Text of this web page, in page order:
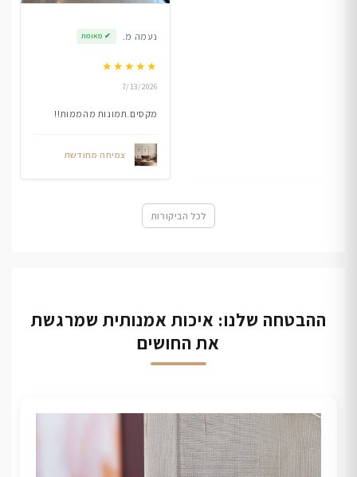
נעמה מ. ✔ מאומת
★★★★★
7/13/2026
מקסים.תמונות מהממות!!
צמיחה מחודשת
לכל הביקורות
ההבטחה שלנו: איכות אמנותית שמרגשת
את החושים